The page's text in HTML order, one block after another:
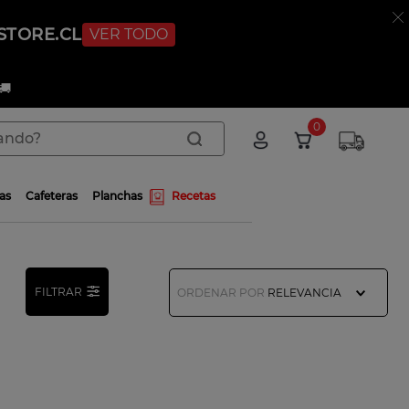
VER TODO
0
Cafeteras Planchas Recetas
FILTRAR ORDENAR POR RELEVANCIA